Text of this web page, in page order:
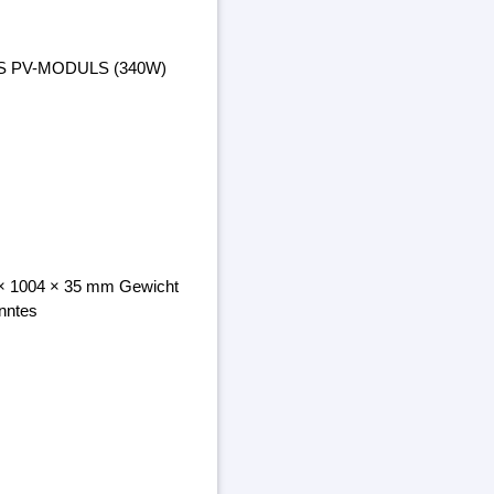
PV-MODULS (340W)
1004 × 35 mm Gewicht